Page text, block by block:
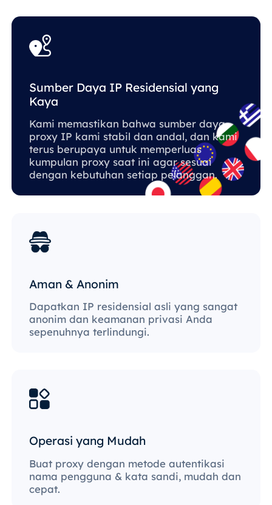
Sumber Daya IP Residensial yang
Kaya
Kami memastikan bahwa sumber daya
proxy IP kami stabil dan andal, dan kami
terus berupaya untuk memperluas
kumpulan proxy saat ini agar sesuai
dengan kebutuhan setiap pelanggan.
Aman & Anonim
Dapatkan IP residensial asli yang sangat
anonim dan keamanan privasi Anda
sepenuhnya terlindungi.
Operasi yang Mudah
Buat proxy dengan metode autentikasi
nama pengguna & kata sandi, mudah dan
cepat.